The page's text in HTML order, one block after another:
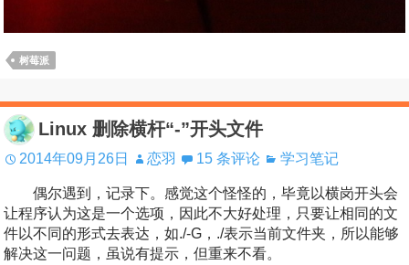
树莓派
Linux 删除横杆“-”开头文件
2014年09月26日 恋羽 15 条评论 学习笔记
偶尔遇到，记录下。感觉这个怪怪的，毕竟以横岗开头会
让程序认为这是一个选项，因此不大好处理，只要让相同的文
件以不同的形式去表达，如./-G，./表示当前文件夹，所以能够
解决这一问题，虽说有提示，但重来不看。